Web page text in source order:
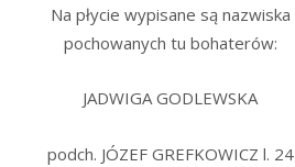
Na płycie wypisane są nazwiska
pochowanych tu bohaterów:
JADWIGA GODLEWSKA
podch. JÓZEF GREFKOWICZ l. 24